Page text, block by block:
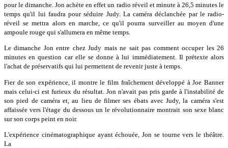
pour le dimanche. Jon achète en effet un radio réveil et minute à 26,5 minutes le
temps qu'il lui faudra pour séduire Judy. La caméra déclanchée par le radio-
réveil se mettra alors en marche, ce qu'il pourra surveiller au moyen d'une
ampoule rouge qui s'allumera en même temps.
Le dimanche Jon entre chez Judy mais ne sait pas comment occuper les 26
minutes en question car elle se donne à lui immédiatement. Il prétexte alors
l'achat de préservatifs qui lui permettent de revenir juste à temps.
Fier de son expérience, il montre le film fraîchement développé à Joe Banner
mais celui-ci est furieux du résultat. Jon n'avait pas pris garde à l'instabilité de
son pied de caméra et, au lieu de filmer ses ébats avec Judy, la caméra s'est
affaissée vers l'étage du dessous un le révolutionnaire montrait son sexe blanc
sur son corps peint en noir.
L'expérience cinématographique ayant échouée, Jon se tourne vers le théâtre.
La